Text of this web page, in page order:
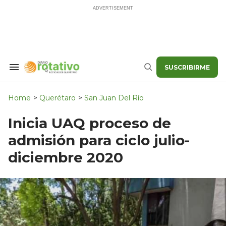
Search
Navigation
Buscar SUSCRIBIRME
Home > Querétaro > San Juan Del Río
Inicia UAQ proceso de
admisión para ciclo julio-
diciembre 2020